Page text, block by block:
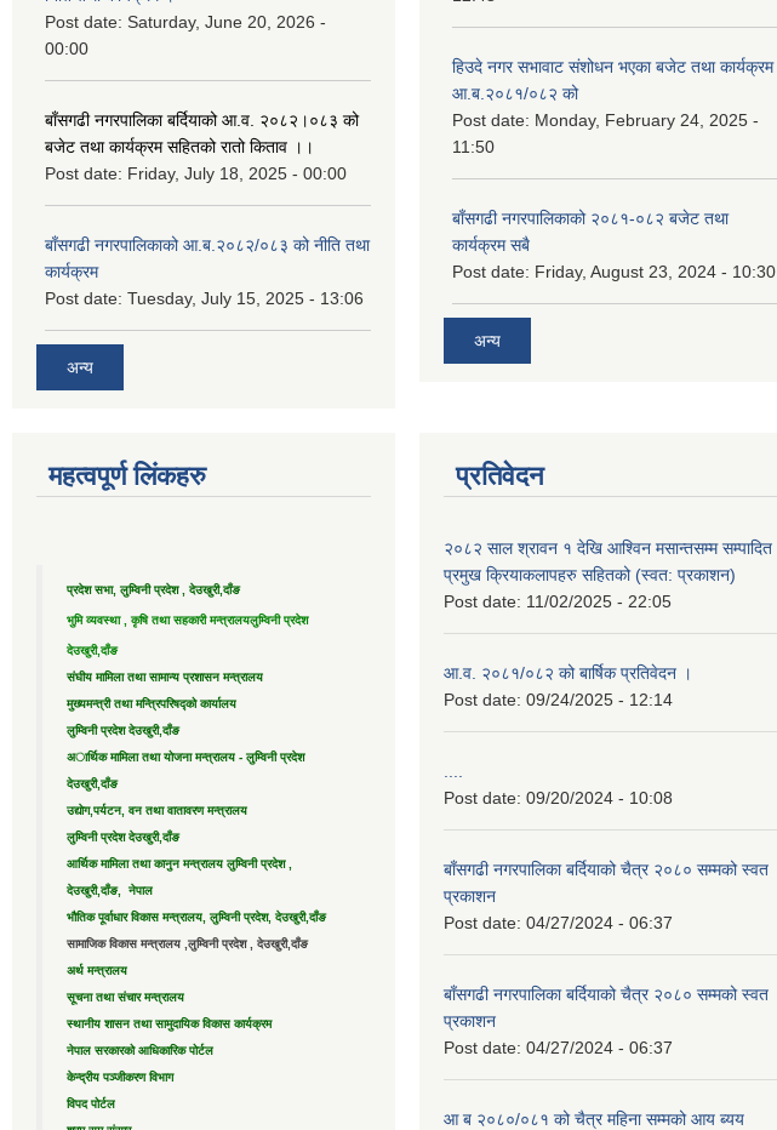
Post date: Saturday, June 20, 2026 -
00:00
बाँसगढी नगरपालिका बर्दियाको आ.व. २०८२।०८३ को
बजेट तथा कार्यक्रम सहितको रातो किताव ।।
Post date: Friday, July 18, 2025 - 00:00
बाँसगढी नगरपालिकाको आ.ब.२०८२/०८३ को नीति तथा
कार्यक्रम
Post date: Tuesday, July 15, 2025 - 13:06
अन्य
हिउदे नगर सभावाट संशोधन भएका बजेट तथा कार्यक्रम
आ.ब.२०८१/०८२ को
Post date: Monday, February 24, 2025 -
11:50
बाँसगढी नगरपालिकाको २०८१-०८२ बजेट तथा
कार्यक्रम सबै
Post date: Friday, August 23, 2024 - 10:30
अन्य
महत्वपूर्ण लिंकहरु
प्रदेश सभा, लुम्विनी प्रदेश , देउखुरी,दाँङ
भुमि व्यवस्था , कृषि तथा सहकारी मन्त्रालयलुम्विनी प्रदेश
देउखुरी,दाँङ
संघीय मामिला तथा सामान्य प्रशासन मन्त्रालय
मुख्यमन्त्री तथा मन्त्रिपरिषद्को कार्यालय
लुम्विनी प्रदेश देउखुरी,दाँङ
अार्थिक मामिला तथा योजना मन्त्रालय - लुम्विनी प्रदेश
देउखुरी,दाँङ
उद्याेग,पर्यटन, वन तथा वातावरण मन्त्रालय
लुम्विनी प्रदेश देउखुरी,दाँङ
आर्थिक मामिला तथा कानुन मन्त्रालय लुम्विनी प्रदेश ,
देउखुरी,दाँङ, नेपाल
भौतिक पूर्वाधार विकास मन्त्रालय, लुम्विनी प्रदेश, देउखुरी,दाँङ
सामाजिक विकास मन्त्रालय ,लुम्विनी प्रदेश , देउखुरी,दाँङ
अर्थ मन्त्रालय
सूचना तथा संचार मन्त्रालय
स्थानीय शासन तथा सामुदायिक विकास कार्यक्रम
नेपाल सरकारको आधिकारिक पोर्टल
केन्द्रीय पञ्जीकरण विभाग
विपद पोर्टल
प्रतिवेदन
२०८२ साल श्रावन १ देखि आश्विन मसान्तसम्म सम्पादित
प्रमुख क्रियाकलापहरु सहितको (स्वत: प्रकाशन)
Post date: 11/02/2025 - 22:05
आ.व. २०८१/०८२ को बार्षिक प्रतिवेदन ।
Post date: 09/24/2025 - 12:14
Post date: 09/20/2024 - 10:08
बाँसगढी नगरपालिका बर्दियाको चैत्र २०८० सम्मको स्वत
प्रकाशन
Post date: 04/27/2024 - 06:37
बाँसगढी नगरपालिका बर्दियाको चैत्र २०८० सम्मको स्वत
प्रकाशन
Post date: 04/27/2024 - 06:37
आ ब २०८०/०८१ को चैत्र महिना सम्मको आय ब्यय